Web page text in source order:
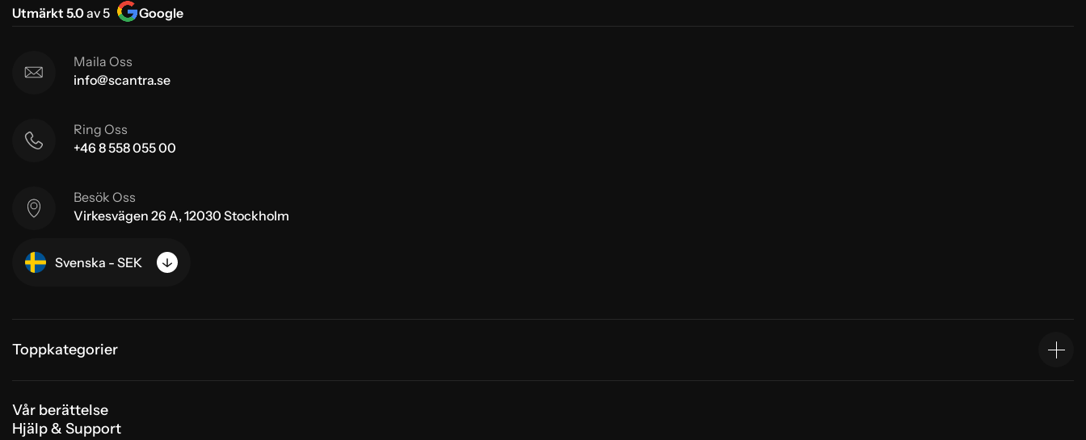
Utmärkt 5.0av 5 Google
Maila Oss
info@scantra.se
Ring Oss
+46 8 558 055 00
Besök Oss
Virkesvägen 26 A, 12030 Stockholm
Svenska - SEK
Toppkategorier
Vår berättelse
Hjälp & Support